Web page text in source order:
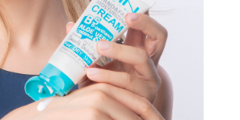
Wizard